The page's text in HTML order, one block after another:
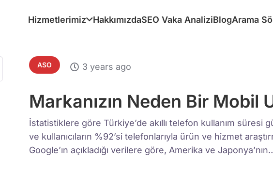
Hizmetlerimiz HakkımızdaSEO Vaka AnaliziBlogArama
ASO 3 years ago
Markanızın Neden Bir Mobil
İstatistiklere göre Türkiye’de akıllı telefon kullanım süresi
ve kullanıcıların %92’si telefonlarıyla ürün ve hizmet
Google’ın açıkladığı verilere göre, Amerika ve